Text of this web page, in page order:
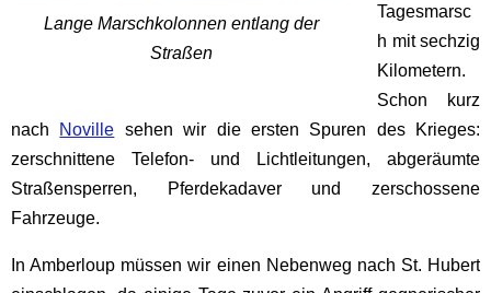
Lange Marschkolonnen entlang der
Straßen
Tagesmarsc
h mit sechzig
Kilometern.
Schon kurz
nach Noville sehen wir die ersten Spuren des Krieges:
zerschnittene Telefon- und Lichtleitungen, abgeräumte
Straßensperren, Pferdekadaver und zerschossene
Fahrzeuge.
In Amberloup müssen wir einen Nebenweg nach St. Hubert